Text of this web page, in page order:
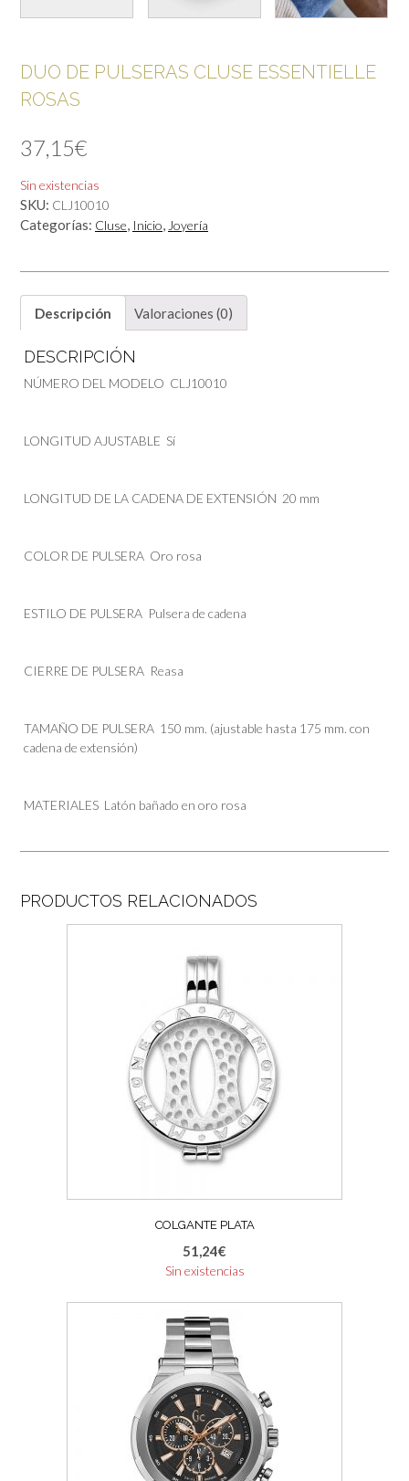
DUO DE PULSERAS CLUSE ESSENTIELLE
ROSAS
37,15€
Sin existencias
SKU: CLJ10010
Categorías: Cluse, Inicio,Joyería
Descripción Valoraciones (0)
DESCRIPCIÓN
NÚMERO DEL MODELO CLJ10010
LONGITUD AJUSTABLE Sí
LONGITUD DE LA CADENA DE EXTENSIÓN20 mm
COLOR DE PULSERA Oro rosa
ESTILO DE PULSERA Pulsera de cadena
CIERRE DE PULSERA Reasa
TAMAÑO DE PULSERA 150 mm. (ajustable hasta 175 mm. con
cadena de extensión)
MATERIALES Latón bañado en oro rosa
PRODUCTOS RELACIONADOS
COLGANTE PLATA
51,24€
Sin existencias